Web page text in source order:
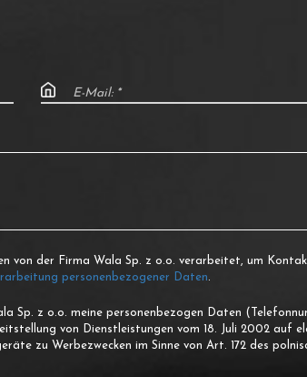
von der Firma Wala Sp. z o.o. verarbeitet, um
personenbezogener Daten.
Sp. z o.o. meine personenbezogen Daten
von Dienstleistungen vom 18. Juli 2002 auf
zu Werbezwecken im Sinne von Art. 172 des